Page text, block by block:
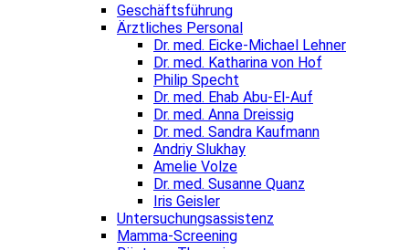
Geschäftsführung
Ärztliches Personal
Dr. med. Eicke-Michael Lehner
Dr. med. Katharina von Hof
Philip Specht
Dr. med. Ehab Abu-El-Auf
Dr. med. Anna Dreissig
Dr. med. Sandra Kaufmann
Andriy Slukhay
Amelie Volze
Dr. med. Susanne Quanz
Iris Geisler
Untersuchungsassistenz
Mamma-Screening